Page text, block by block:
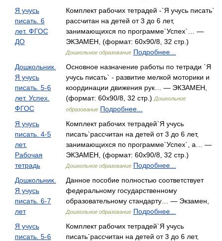
Я учусь
писать. 6
лет. ФГОС
ДО
Комплект рабочих тетрадей -`Я учусь писать`
рассчитан на детей от 3 до 6 лет,
занимающихся по программе`Успех`… —
ЭКЗАМЕН, (формат: 60x90/8, 32 стр.)
Дошкольное образование Подробнее...
Дошкольник.
Я учусь
писать. 5-6
лет. Успех.
ФГОС
Основное назначение работы по тетради `Я
учусь писать` - развитие мелкой моторики и
координации движения рук… — ЭКЗАМЕН,
(формат: 60x90/8, 32 стр.) Дошкольное
образование Подробнее...
Я учусь
писать. 4-5
лет.
Рабочая
тетрадь
Комплект рабочих тетрадей`Я учусь
писать`рассчитан на детей от 3 до 6 лет,
занимающихся по программе`Успех`, а… —
ЭКЗАМЕН, (формат: 60x90/8, 32 стр.)
Дошкольное образование Подробнее...
Дошкольник.
Я учусь
писать. 6-7
лет
Данное пособие полностью соответствует
федеральному государственному
образовательному стандарту… — Экзамен,
Дошкольное образование Подробнее...
Я учусь
писать. 5-6
Комплект рабочих тетрадей`Я учусь
писать`рассчитан на детей от 3 до 6 лет,